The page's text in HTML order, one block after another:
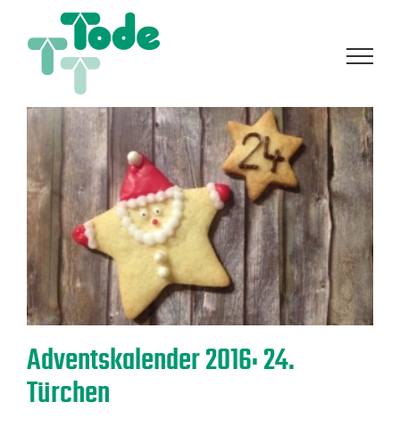
springen
Adventskalender 2016: 24.
Türchen